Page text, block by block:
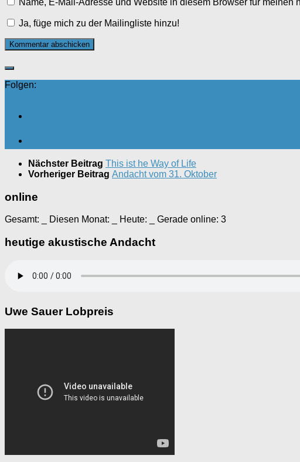
Name, E-Mail-Adresse und Website in diesem Browser für meinen
Ja, füge mich zu der Mailingliste hinzu!
Folgen:
Nächster Beitrag This ist he Way of Life
Vorheriger Beitrag Andacht vom 31. Oktober
online
Gesamt: Diesen Monat: Heute: Gerade online: 3
heutige akustische Andacht
Uwe Sauer Lobpreis